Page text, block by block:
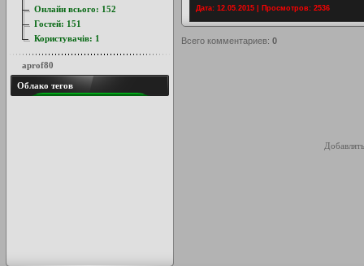
Дата: 12.05.2015 | Просмотров: 2536
Всего комментариев: 0
Онлайн всього: 152
Гостей: 151
Користувачів: 1
aprof80
Облако тегов